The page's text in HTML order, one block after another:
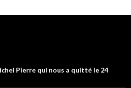
Pierre qui nous a quitté le 24